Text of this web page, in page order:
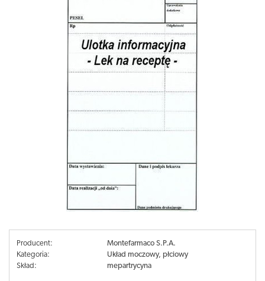
Producent:
Montefarmaco S.P.A.
Kategoria:
Układ moczowy, płciowy
Skład:
mepartrycyna